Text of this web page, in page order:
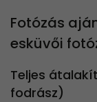
Fotózás
esküvői
Teljes
fodrász)